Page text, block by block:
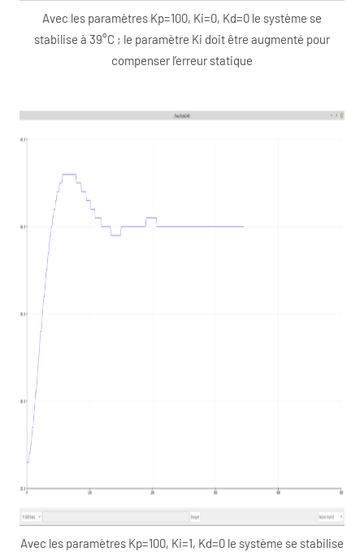
Avec les paramètres Kp=100, Ki=0, Kd=0 le système se
stabilise à 39°C ; le paramètre Ki doit être augmenté pour
compenser l’erreur statique
Avec les paramètres Kp=100, Ki=1, Kd=0 le système se stabilise